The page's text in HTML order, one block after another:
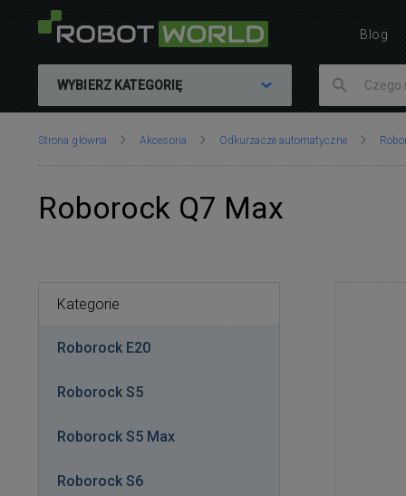
WYBIERZ KATEGORIĘ
Znajdujesz
Strona główna Akcesoria Odkurzacze automatyczne
Roborock Q7 Max
Kategorie
Roborock E20
Roborock S5
Roborock S5 Max
Roborock S6
Blog